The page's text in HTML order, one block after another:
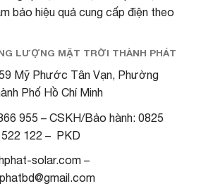
bảo hiệu quả cung cấp điện theo
LƯỢNG MẶT TRỜI THÀNH PHÁT
Mỹ Phước Tân Vạn, Phường
Phố Hồ Chí Minh
955 – CSKH/Bảo hành: 0825
122 – PKD
solar.com –